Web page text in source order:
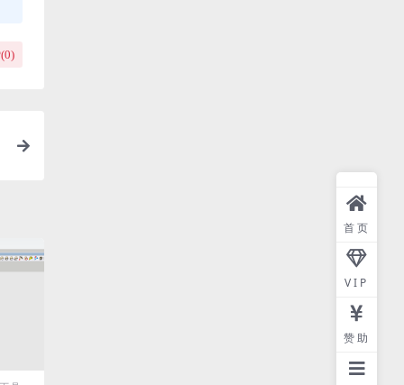
0)
首页
VIP
赞助